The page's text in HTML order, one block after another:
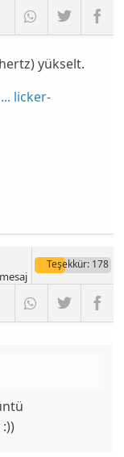
yükselt.
licker-
Teşekkür: 178